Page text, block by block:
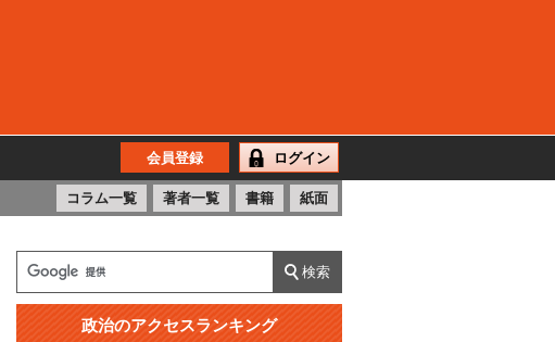
会員登録 ログイン
コラム一覧 著者一覧 書籍 紙面
政治のアクセスランキング